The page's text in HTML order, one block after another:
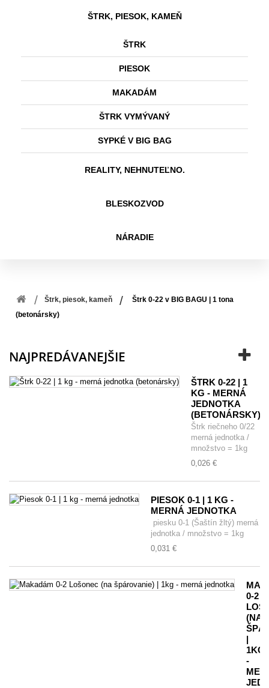
ŠTRK, PIESOK, KAMEŇ
ŠTRK
PIESOK
MAKADÁM
ŠTRK VYMÝVANÝ
SYPKÉ V BIG BAG
REALITY, NEHNUTEĽNO.
BLESKOZVOD
NÁRADIE
Štrk, piesok, kameň
Štrk 0-22 v BIG BAGU | 1 tona
(betonársky)
NAJPREDÁVANEJŠIE
ŠTRK 0-22 | 1
KG - MERNÁ
JEDNOTKA
(BETONÁRSKY)
Štrk riečneho 0/22
merná jednotka /
množstvo = 1kg
0,026 €
PIESOK 0-1 | 1 KG -
MERNÁ JEDNOTKA
piesku 0-1 (Šaštín žltý) merná
jednotka / množstvo = 1kg
0,031 €
0-2
(NA
|
1KG
-